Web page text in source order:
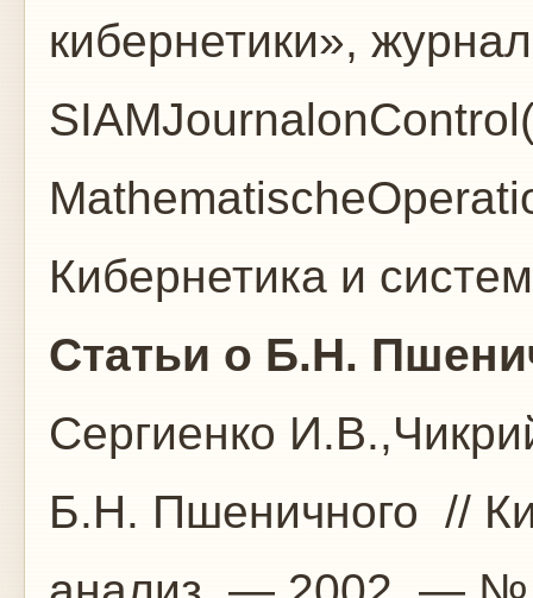
кибернетики»,
Кибернетика и
Статьи о Б.Н.
Сергиенко
Б.Н. Пшеничного //